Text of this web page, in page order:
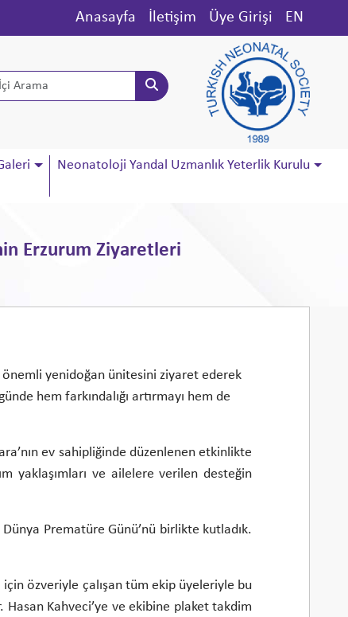
Anasayfa İletişim Üye Girişi EN
Neonatoloji Yandal Uzmanlık Yeterlik Kurulu
Erzurum Ziyaretleri
önemli yenidoğan ünitesini ziyaret ederek
hem farkındalığı artırmayı hem de
ev sahipliğinde düzenlenen etkinlikte
yaklaşımları ve ailelere verilen desteğin
Prematüre Günü’nü birlikte kutladık.
özveriyle çalışan tüm ekip üyeleriyle bu
Kahveci’ye ve ekibine plaket takdim